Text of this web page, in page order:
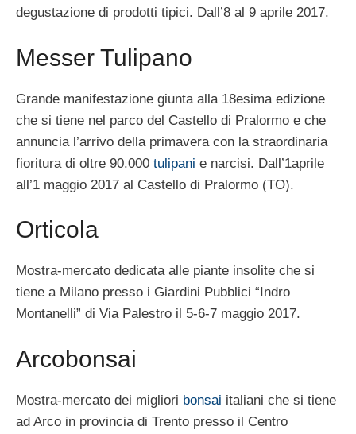
degustazione di prodotti tipici. Dall’8 al 9 aprile 2017.
Messer Tulipano
Grande manifestazione giunta alla 18esima edizione
che si tiene nel parco del Castello di Pralormo e che
annuncia l’arrivo della primavera con la straordinaria
fioritura di oltre 90.000 tulipani e narcisi. Dall’1aprile
all’1 maggio 2017 al Castello di Pralormo (TO).
Orticola
Mostra-mercato dedicata alle piante insolite che si
tiene a Milano presso i Giardini Pubblici “Indro
Montanelli” di Via Palestro il 5-6-7 maggio 2017.
Arcobonsai
Mostra-mercato dei migliori bonsai italiani che si tiene
ad Arco in provincia di Trento presso il Centro